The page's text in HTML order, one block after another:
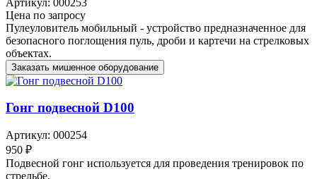
Цена по запросу
Пулеуловитель мобильный - устройство предназначенное для
безопасного поглощения пуль, дроби и картечи на стрелковых
объектах.
Заказать мишенное оборудование
Гонг подвесной D100
Артикул: 000254
950 ₽
Подвесной гонг используется для проведения тренировок по
стрельбе.